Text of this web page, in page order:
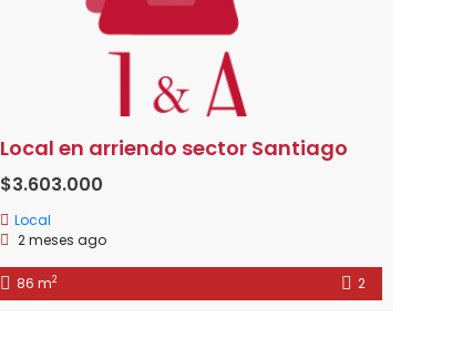
Local en arriendo sector Santiago
$3.603.000
Local
2 meses ago
86 m2 2